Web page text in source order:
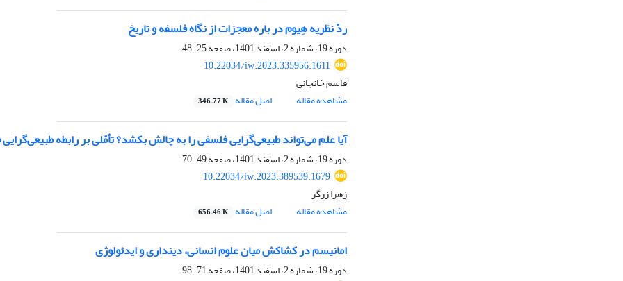
ردّ نظریه هِیوم در باره معجزات از نگاه فلسفه و تاریخ
دوره 19، شماره 2، اسفند 1401، صفحه
25-48
10.22034/iw.2023.335956.1611
قاسم خانجانی
مشاهده مقاله
اصل مقاله 346.77 K
آیا علم می‌تواند ‌طبیعی‌گرایی فلسفی را به چالش بکشد؟ تأمّلی بر رابطه
دوره 19، شماره 2، اسفند 1401، صفحه
49-70
10.22034/iw.2023.389539.1679
زهرا زرگر
مشاهده مقاله
اصل مقاله 656.46 K
امانیسم در کشاکش میان علوم انسانی، دینداری و ایدئولوژی
دوره 19، شماره 2، اسفند 1401، صفحه
71-98